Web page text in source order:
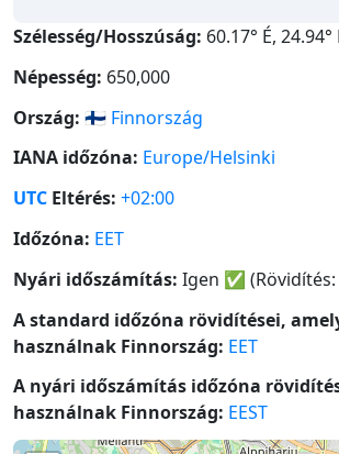
Szélesség/Hosszúság: 60.17° É, 24.94°
Népesség: 650,000
Ország: 🇫🇮 Finnország
IANA időzóna: Europe/Helsinki
UTC Eltérés: +02:00
Időzóna: EET
Nyári időszámítás: Igen ✅ (Rövidítés:
A standard időzóna rövidítései,
használnak Finnország: EET
A nyári időszámítás időzóna
használnak Finnország: EEST